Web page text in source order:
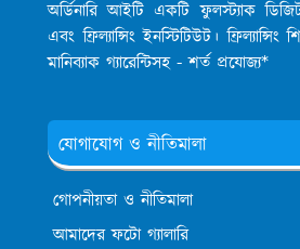
অর্ডিনারি আইটি একটি ফুলস্ট্যাক
এবং ফ্রিল্যান্সিং ইনস্টিটিউট।
মানিব্যাক গ্যারেন্টিসহ - শর্ত প্রযোজ্য*
যোগাযোগ ও নীতিমালা
গোপনীয়তা ও নীতিমালা
আমাদের ফটো গ্যালারি